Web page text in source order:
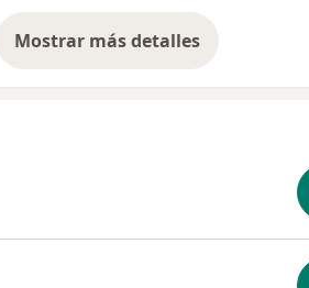
Mostrar más detalles
sobre la experiencia